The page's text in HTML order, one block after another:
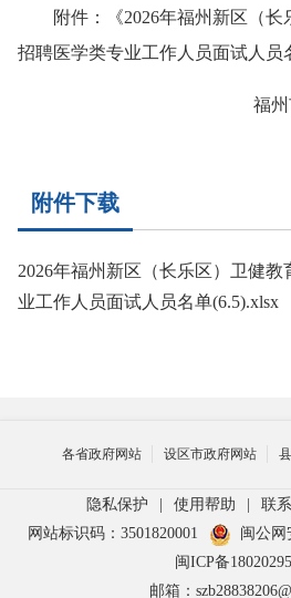
附件：《2026年福州新区（
招聘医学类专业工作人员面试人员
福
附件下载
2026年福州新区（长乐区）卫健
业工作人员面试人员名单(6.5).xlsx
各省政府网站 设区市政府网站
隐私保护 使用帮助 联
网站标识码：3501820001
闽公网
闽ICP备
邮箱：